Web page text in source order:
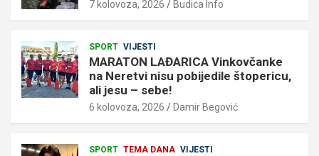
7 kolovoza, 2026 Budica Info
SPORT VIJESTI
MARATON LAĐARICA Vinkovčanke
na Neretvi nisu pobijedile štopericu,
ali jesu – sebe!
6 kolovoza, 2026 Damir Begović
SPORT TEMA DANA VIJESTI